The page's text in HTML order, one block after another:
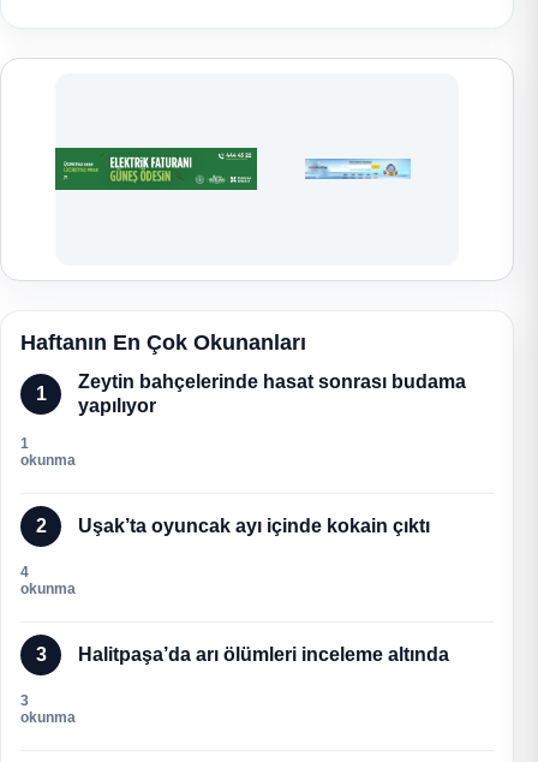
Haftanın En Çok Okunanları
1
Zeytin bahçelerinde hasat sonrası budama
yapılıyor
1
okunma
2 Uşak’ta oyuncak ayı içinde kokain çıktı
4
okunma
3 Halitpaşa’da arı ölümleri inceleme altında
3
okunma